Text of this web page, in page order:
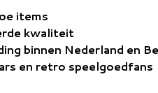
items
kwaliteit
binnen Nederland en
en retro speelgoedfans